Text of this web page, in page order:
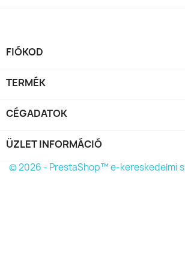
FIÓKOD
TERMÉK
CÉGADATOK
ÜZLET INFORMÁCIÓ
© 2026 - PrestaShop™ e-kereskedelmi